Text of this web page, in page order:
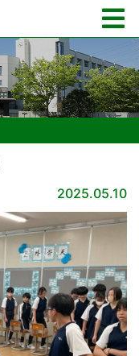
2025.05.10